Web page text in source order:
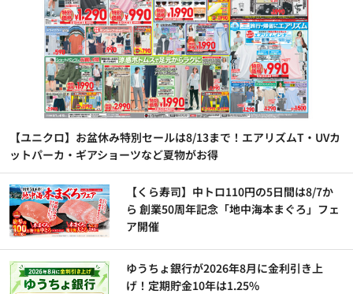
【ユニクロ】お盆休み特別セールは8/13まで！エアリズムT・UVカ
ットパーカ・ギアショーツなど夏物がお得
【くら寿司】中トロ110円の5日間は8/7か
ら 創業50周年記念「地中海本まぐろ」フェ
ア開催
ゆうちょ銀行が2026年8月に金利引き上
げ！定期貯金10年は1.25%